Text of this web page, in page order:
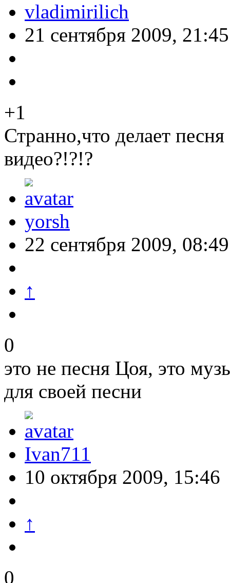
vladimirilich
21 сентября 2009, 21:45
+1
Странно,что делает
видео?!?!?
yorsh
22 сентября 2009, 08:49
↑
0
это не песня Цоя, это
для своей песни
Ivan711
10 октября 2009, 15:46
↑
0